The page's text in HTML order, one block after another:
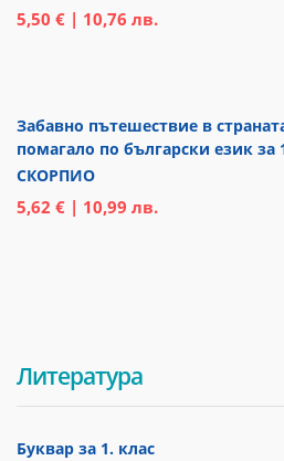
5,50 € | 10,76 лв.
Забавно пътешествие в
помагало по български език за
СКОРПИО
5,62 € | 10,99 лв.
Литература
Буквар за 1. клас